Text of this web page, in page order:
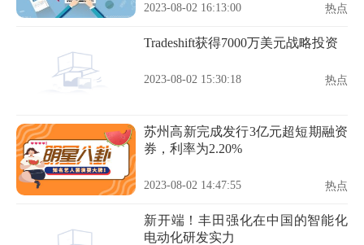
2023-08-02 16:13:00 热点
Tradeshift获得7000万美元战略投资
2023-08-02 15:30:18 热点
苏州高新完成发行3亿元超短期融资
券，利率为2.20%
2023-08-02 14:47:55 热点
新开端！丰田强化在中国的智能化
电动化研发实力